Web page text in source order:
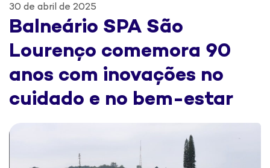
30 de abril de 2025
Balneário SPA São
Lourenço comemora 90
anos com inovações no
cuidado e no bem-estar